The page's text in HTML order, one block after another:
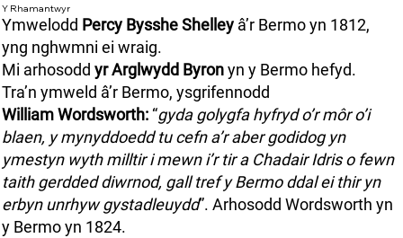
Y Rhamantwyr
Ymwelodd Percy Bysshe Shelley â’r Bermo yn 1812,
yng nghwmni ei wraig.
Mi arhosoddyr Arglwydd Byronyn y Bermo hefyd.
Tra’n ymweld â’r Bermo, ysgrifennodd
William Wordsworth: “gyda golygfa hyfryd o’r môr o’i
blaen, y mynyddoedd tu cefn a’r aber godidog yn
ymestyn wyth milltir i mewn i’r tir a Chadair Idris o fewn
taith gerdded diwrnod, gall tref y Bermo ddal ei thir yn
erbyn unrhyw gystadleuydd”. Arhosodd Wordsworth yn
y Bermo yn 1824.